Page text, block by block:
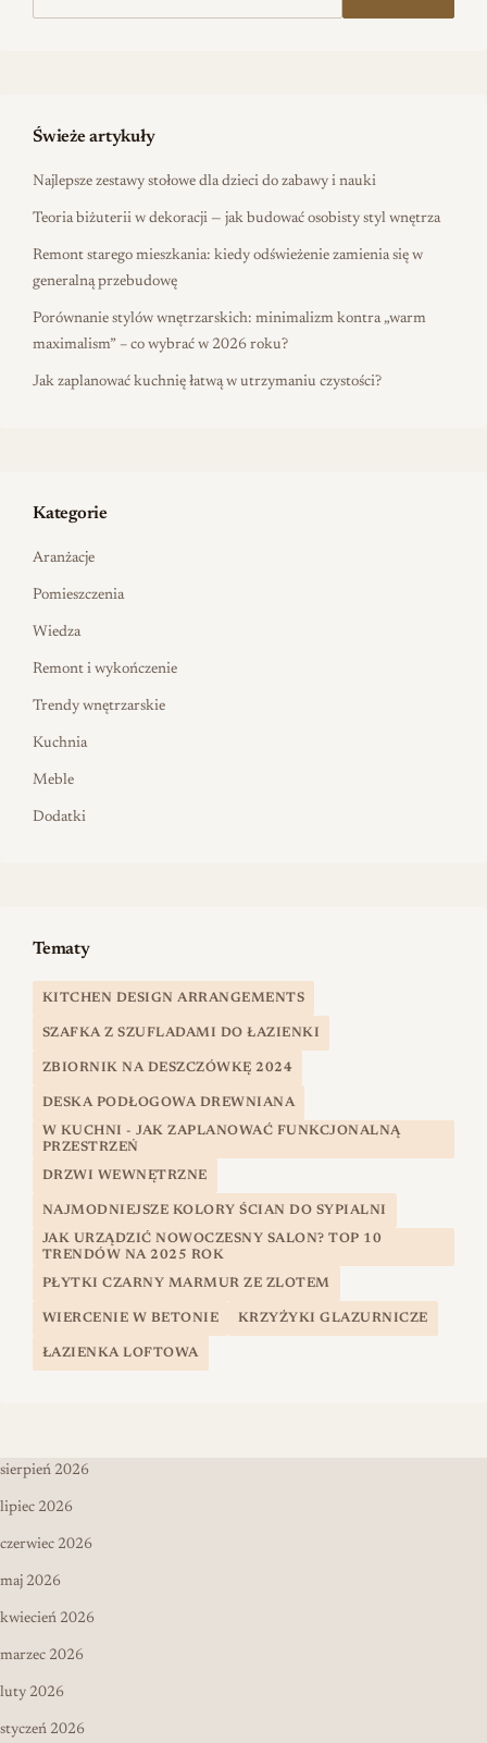
Świeże artykuły
Najlepsze zestawy stołowe dla dzieci do zabawy i nauki
Teoria biżuterii w dekoracji — jak budować osobisty styl wnętrza
Remont starego mieszkania: kiedy odświeżenie zamienia się w
generalną przebudowę
Porównanie stylów wnętrzarskich: minimalizm kontra „warm
maximalism” – co wybrać w 2026 roku?
Jak zaplanować kuchnię łatwą w utrzymaniu czystości?
Kategorie
Aranżacje
Pomieszczenia
Wiedza
Remont i wykończenie
Trendy wnętrzarskie
Kuchnia
Meble
Dodatki
Tematy
KITCHEN DESIGN ARRANGEMENTS
SZAFKA Z SZUFLADAMI DO ŁAZIENKI
ZBIORNIK NA DESZCZÓWKĘ 2024
DESKA PODŁOGOWA DREWNIANA
W KUCHNI - JAK ZAPLANOWAĆ FUNKCJONALNĄ
PRZESTRZEŃ
DRZWI WEWNĘTRZNE
NAJMODNIEJSZE KOLORY ŚCIAN DO SYPIALNI
JAK URZĄDZIĆ NOWOCZESNY SALON? TOP 10
TRENDÓW NA 2025 ROK
PŁYTKI CZARNY MARMUR ZE ZLOTEM
WIERCENIE W BETONIE KRZYŻYKI GLAZURNICZE
ŁAZIENKA LOFTOWA
sierpień 2026
lipiec 2026
czerwiec 2026
maj 2026
kwiecień 2026
marzec 2026
luty 2026
styczeń 2026